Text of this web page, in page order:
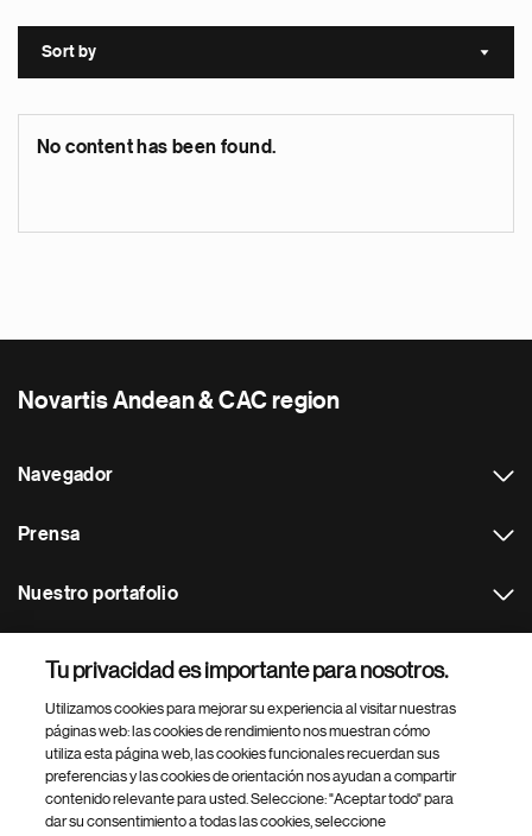
Sort by Sort
No content has been found.
Novartis Andean & CAC region
Navegador
Prensa
Nuestro portafolio
Footer Site Search
Tu privacidad es importante para nosotros.
Utilizamos cookies para mejorar su experiencia al visitar nuestras
páginas web: las cookies de rendimiento nos muestran cómo
utiliza esta página web, las cookies funcionales recuerdan sus
preferencias y las cookies de orientación nos ayudan a compartir
contenido relevante para usted. Seleccione: "Aceptar todo" para
dar su consentimiento a todas las cookies, seleccione